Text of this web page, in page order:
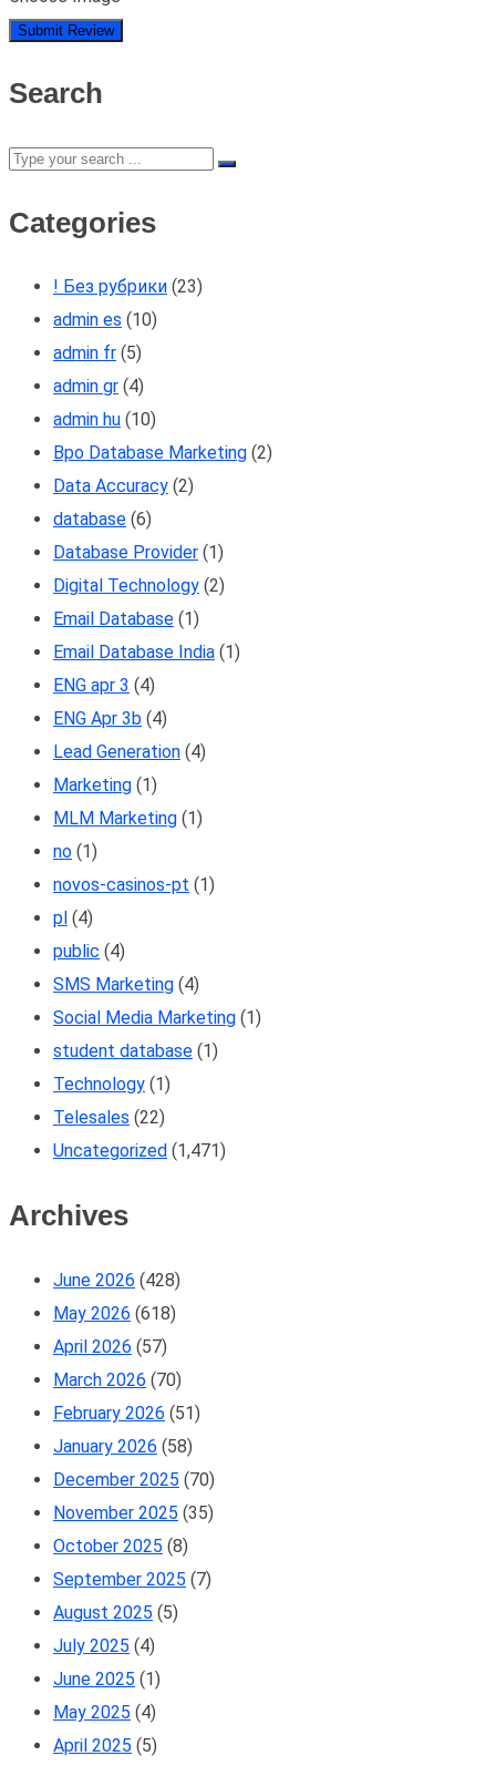
Search
Categories
! Без рубрики (23)
admin es (10)
admin fr (5)
admin gr (4)
admin hu (10)
Bpo Database Marketing (2)
Data Accuracy (2)
database (6)
Database Provider (1)
Digital Technology (2)
Email Database (1)
Email Database India (1)
ENG apr 3 (4)
ENG Apr 3b (4)
Lead Generation (4)
Marketing (1)
MLM Marketing (1)
no (1)
novos-casinos-pt (1)
pl (4)
public (4)
SMS Marketing (4)
Social Media Marketing (1)
student database (1)
Technology (1)
Telesales (22)
Uncategorized (1,471)
Archives
June 2026 (428)
May 2026 (618)
April 2026 (57)
March 2026 (70)
February 2026 (51)
January 2026 (58)
December 2025 (70)
November 2025 (35)
October 2025 (8)
September 2025 (7)
August 2025 (5)
July 2025 (4)
June 2025 (1)
May 2025 (4)
April 2025 (5)